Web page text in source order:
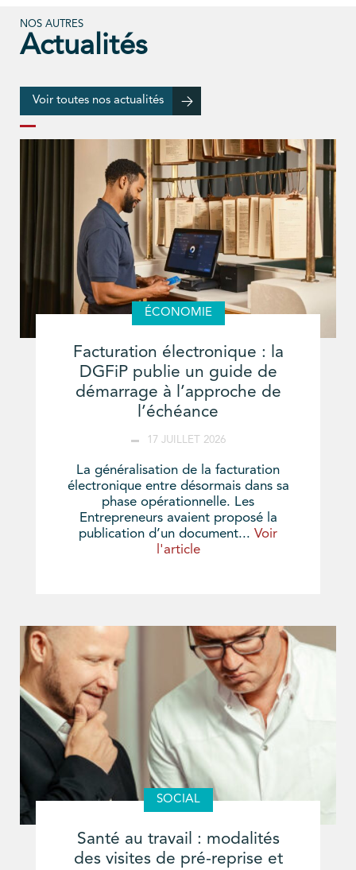
NOS AUTRES
Actualités
Voir toutes nos actualités
ÉCONOMIE
Facturation électronique : la
DGFiP publie un guide de
démarrage à l’approche de
l’échéance
17 JUILLET 2026
La généralisation de la facturation
électronique entre désormais dans sa
phase opérationnelle. Les
Entrepreneurs avaient proposé la
publication d’un document... Voir
l'article
SOCIAL
Santé au travail : modalités
des visites de pré-reprise et